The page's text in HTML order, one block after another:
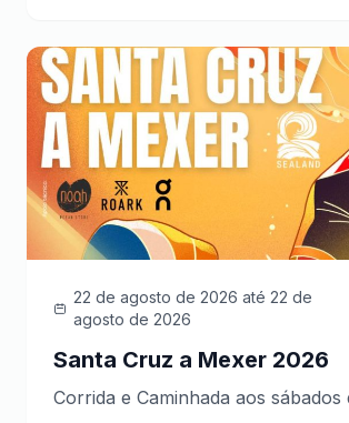
22 de agosto de 2026 até 22 de
agosto de 2026
Santa Cruz a Mexer 2026
Corrida e Caminhada aos sábados